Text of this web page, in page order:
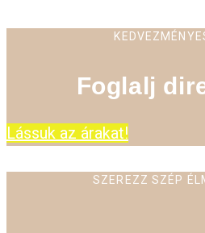
Foglalj
Lássuk az árakat!
SZEREZZ SZÉP